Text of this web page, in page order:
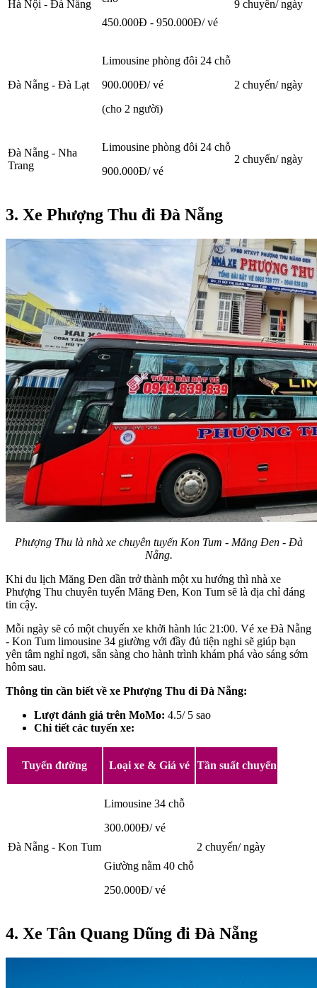
Hà Nội - Đà Nẵng
450.000Đ - 950.000Đ/ vé
9 chuyến/ ngày
Đà Nẵng - Đà Lạt
Limousine phòng đôi 24 chỗ
900.000Đ/ vé
(cho 2 người)
2 chuyến/ ngày
Đà Nẵng - Nha
Trang
Limousine phòng đôi 24 chỗ
900.000Đ/ vé
2 chuyến/ ngày
3. Xe Phượng Thu đi Đà Nẵng
Phượng Thu là nhà xe chuyên tuyến Kon Tum - Măng Đen - Đà
Nẵng.
Khi du lịch Măng Đen dần trở thành một xu hướng thì nhà xe
Phượng Thu chuyên tuyến Măng Đen, Kon Tum sẽ là địa chỉ đáng
tin cậy.
Mỗi ngày sẽ có một chuyến xe khởi hành lúc 21:00. Vé xe Đà Nẵng
- Kon Tum limousine 34 giường với đầy đủ tiện nghi sẽ giúp bạn
yên tâm nghỉ ngơi, sẵn sàng cho hành trình khám phá vào sáng sớm
hôm sau.
Thông tin cần biết về xe Phượng Thu đi Đà Nẵng:
Lượt đánh giá trên MoMo: 4.5/ 5 sao
Chi tiết các tuyến xe:
Tuyến đường Loại xe & Giá vé Tần suất chuyến
Đà Nẵng - Kon Tum
Limousine 34 chỗ
300.000Đ/ vé
2 chuyến/ ngày
Giường nằm 40 chỗ
250.000Đ/ vé
4. Xe Tân Quang Dũng đi Đà Nẵng